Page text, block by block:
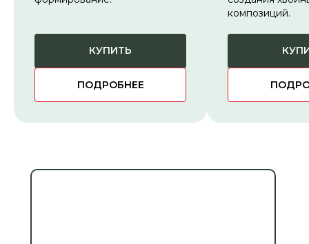
КУПИТЬ
ПОДРОБНЕЕ
композиций.